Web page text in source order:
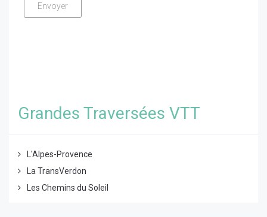
Grandes Traversées VTT
L'Alpes-Provence
La TransVerdon
Les Chemins du Soleil